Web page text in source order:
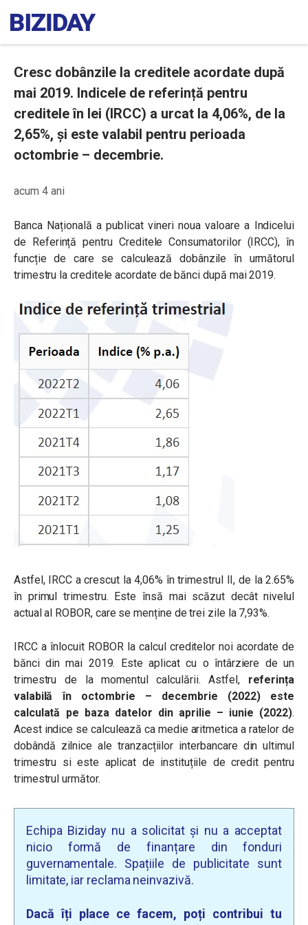
Cresc dobânzile la creditele acordate după
mai 2019. Indicele de referință pentru
creditele în lei (IRCC) a urcat la 4,06%, de la
2,65%, și este valabil pentru perioada
octombrie – decembrie.
acum 4 ani
Banca Națională a publicat vineri noua valoare a Indicelui
de Referință pentru Creditele Consumatorilor (IRCC), în
funcție de care se calculează dobânzile în următorul
trimestru la creditele acordate de bănci după mai 2019.
Astfel, IRCC a crescut la 4,06% în trimestrul II, de la 2.65%
în primul trimestru. Este însă mai scăzut decât nivelul
actual al ROBOR, care se menține de trei zile la 7,93%.
IRCC a înlocuit ROBOR la calcul creditelor noi acordate de
bănci din mai 2019. Este aplicat cu o întârziere de un
trimestru de la momentul calculării. Astfel, referința
valabilă în octombrie – decembrie (2022) este
calculată pe baza datelor din aprilie – iunie (2022).
Acest indice se calculează ca medie aritmetica a ratelor de
dobândă zilnice ale tranzacțiilor interbancare din ultimul
trimestru si este aplicat de instituțiile de credit pentru
trimestrul următor.
Echipa Biziday nu a solicitat și nu a acceptat
nicio formă de finanțare din fonduri
guvernamentale. Spațiile de publicitate sunt
limitate, iar reclama neinvazivă.
Dacă îți place ce facem, poți contribui tu